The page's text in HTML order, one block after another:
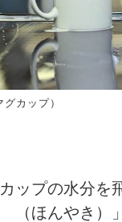
グカップ）
ップの水分を
（ほんやき）」